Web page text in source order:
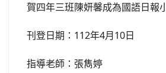
賀四年三班陳妍馨成為國語日報
刊登日期：112年4月10日
指導老師：張雋婷